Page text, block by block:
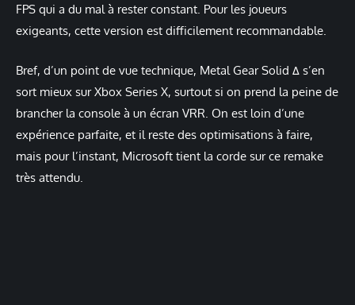
FPS qui a du mal à rester constant. Pour les joueurs
exigeants, cette version est difficilement recommandable.
Bref, d’un point de vue technique, Metal Gear Solid Δ s’en
sort mieux sur Xbox Series X, surtout si on prend la peine de
brancher la console à un écran VRR. On est loin d’une
expérience parfaite, et il reste des optimisations à faire,
mais pour l’instant, Microsoft tient la corde sur ce remake
très attendu.